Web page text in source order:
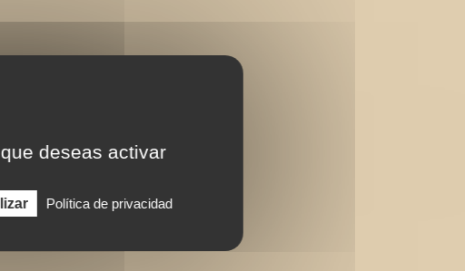
deseas activar
Política de privacidad